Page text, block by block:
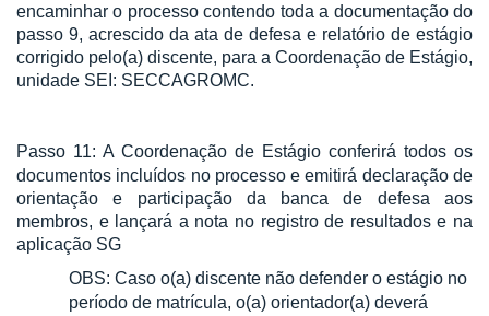
encaminhar o processo contendo toda a documentação do
passo 9, acrescido da ata de defesa e relatório de estágio
corrigido pelo(a) discente, para a Coordenação de Estágio,
unidade SEI: SECCAGROMC.
Passo 11: A Coordenação de Estágio conferirá todos os
documentos incluídos no processo e emitirá declaração de
orientação e participação da banca de defesa aos
membros, e lançará a nota no registro de resultados e na
aplicação SG
OBS: Caso o(a) discente não defender o estágio no
período de matrícula, o(a) orientador(a) deverá